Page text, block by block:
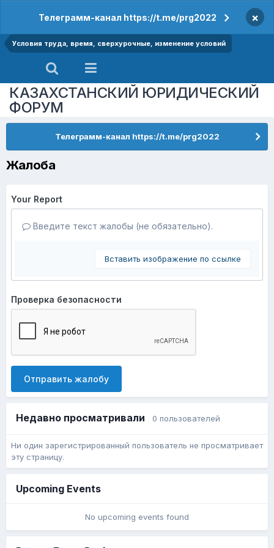
Телеграмм-канал https://t.me/prg2022 ×
Условия труда, время, сверхурочные, изменение условий
КАЗАХСТАНСКИЙ ЮРИДИЧЕСКИЙ
ФОРУМ
Телеграмм-канал https://t.me/prg2022
Жалоба
Your Report
Введите текст жалобы (не обязательно).
Вставить изображение по ссылке
Проверка безопасности
Отправить жалобу
Недавно просматривали 0 пользователей
Ни один зарегистрированный пользователь не просматривает
эту страницу.
Upcoming Events
No upcoming events found